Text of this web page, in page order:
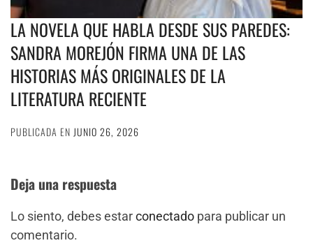
LA NOVELA QUE HABLA DESDE SUS PAREDES:
SANDRA MOREJÓN FIRMA UNA DE LAS
HISTORIAS MÁS ORIGINALES DE LA
LITERATURA RECIENTE
PUBLICADA EN JUNIO 26, 2026
Deja una respuesta
Lo siento, debes estarconectado para publicar un
comentario.